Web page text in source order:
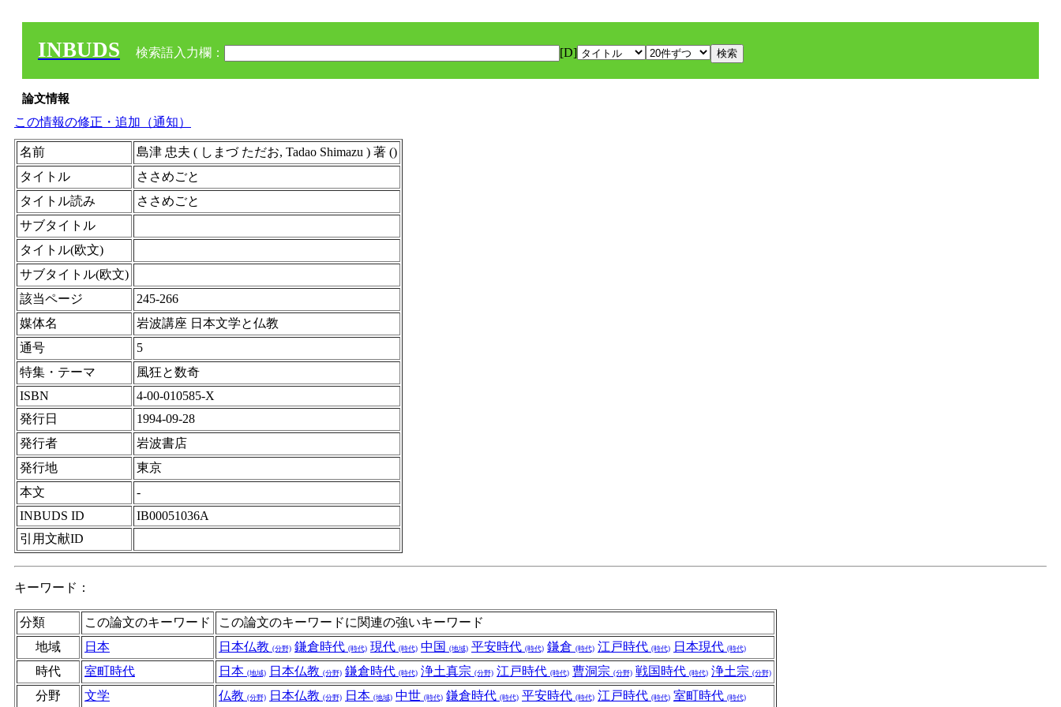
INBUDS 検索語入力欄： [D]
論文情報
この情報の修正・追加（通知）
名前
島津 忠夫 ( しまづ ただお, Tadao Shimazu ) 著 ()
タイトル
ささめごと
タイトル読み
ささめごと
サブタイトル
タイトル(欧文)
サブタイトル(欧文)
該当ページ
245-266
媒体名
岩波講座 日本文学と仏教
通号
5
特集・テーマ
風狂と数奇
ISBN
4-00-010585-X
発行日
1994-09-28
発行者
岩波書店
発行地
東京
本文
-
INBUDS ID
IB00051036A
引用文献ID
キーワード：
分類 この論文のキーワード
この論文のキーワードに関連の強いキーワード
地域
日本 日本仏教 (分野) 鎌倉時代 (時代) 現代 (時代) 中国 (地域) 平安時代 (時代) 鎌倉 (時代) 江戸時代 (時代) 日本現代 (時代)
時代 室町時代 日本 (地域) 日本仏教 (分野) 鎌倉時代 (時代) 浄土真宗 (分野) 江戸時代 (時代) 曹洞宗 (分野) 戦国時代 (時代) 浄土宗 (分野)
分野 文学 仏教 (分野) 日本仏教 (分野) 日本 (地域) 中世 (時代) 鎌倉時代 (時代) 平安時代 (時代) 江戸時代 (時代) 室町時代 (時代)